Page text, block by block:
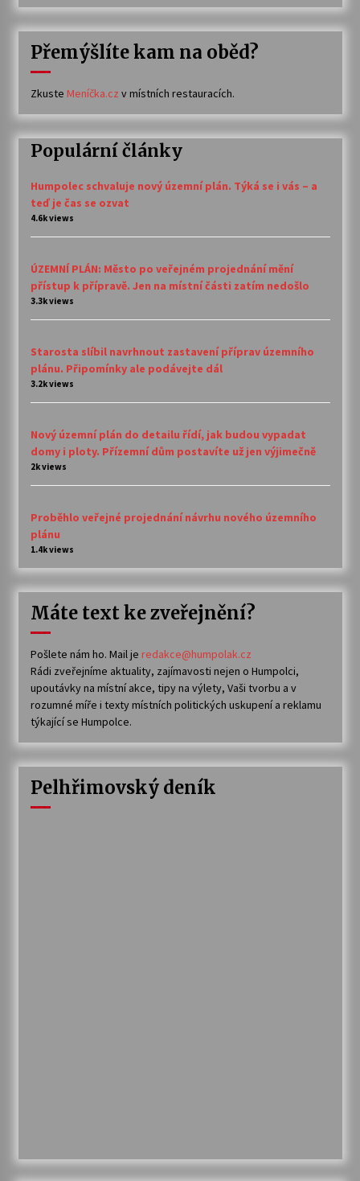
Přemýšlíte kam na oběd?
Zkuste Meníčka.cz v místních restauracích.
Populární články
Humpolec schvaluje nový územní plán. Týká se i vás – a
teď je čas se ozvat
4.6k views
ÚZEMNÍ PLÁN: Město po veřejném projednání mění
přístup k přípravě. Jen na místní části zatím nedošlo
3.3k views
Starosta slíbil navrhnout zastavení příprav územního
plánu. Připomínky ale podávejte dál
3.2k views
Nový územní plán do detailu řídí, jak budou vypadat
domy i ploty. Přízemní dům postavíte už jen výjimečně
2k views
Proběhlo veřejné projednání návrhu nového územního
plánu
1.4k views
Máte text ke zveřejnění?
Pošlete nám ho. Mail je redakce@humpolak.cz
Rádi zveřejníme aktuality, zajímavosti nejen o Humpolci,
upoutávky na místní akce, tipy na výlety, Vaši tvorbu a v
rozumné míře i texty místních politických uskupení a reklamu
týkající se Humpolce.
Pelhřimovský deník